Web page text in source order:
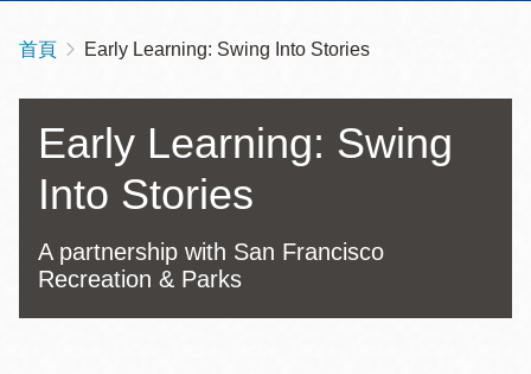
導
航
連
結
首頁 Early Learning: Swing Into Stories
Early Learning: Swing
Into Stories
A partnership with San Francisco
Recreation & Parks